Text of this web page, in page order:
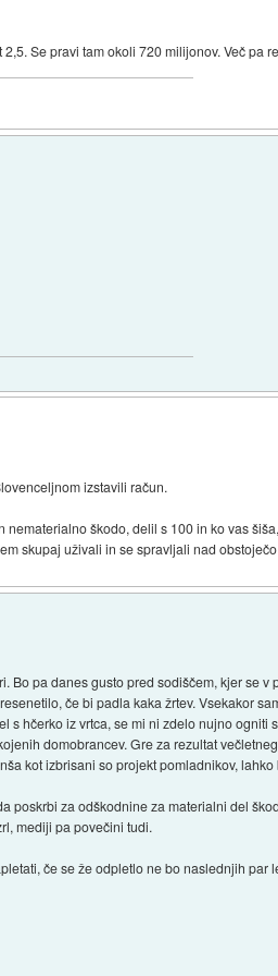
Se pravi tam okoli 720 milijonov. Več pa
izstavili račun.
škodo, delil s 100 in ko vas
skupaj uživali in se spravljali nad
Bo pa danes gusto pred sodiščem, kjer se
če bi padla kaka žrtev. Vsekakor
s hčerko iz vrtca, se mi ni zdelo nujno
domobrancev. Gre za rezultat
kot izbrisani so projekt pomladnikov,
poskrbi za odškodnine za materialni del
mediji pa povečini tudi.
če se že odpletlo ne bo naslednjih